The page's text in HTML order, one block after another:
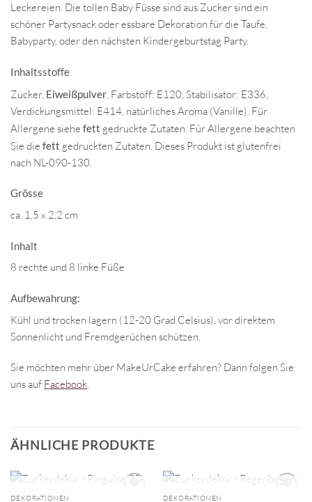
Leckereien. Die tollen Baby Füsse sind aus Zucker sind ein
schöner Partysnack oder essbare Dekoration für die Taufe,
Babyparty, oder den nächsten Kindergeburtstag Party.
Inhaltsstoffe
Zucker, Eiweißpulver , Farbstoff: E120, Stabilisator: E336,
Verdickungsmittel: E414, natürliches Aroma (Vanille). Für
Allergene siehe fett gedruckte Zutaten. Für Allergene beachten
Sie die fett gedruckten Zutaten. Dieses Produkt ist glutenfrei
nach NL-090-130.
Grösse
ca. 1,5 x 2,2 cm
Inhalt
8 rechte und 8 linke Füße
Aufbewahrung:
Kühl und trocken lagern (12-20 Grad Celsius), vor direktem
Sonnenlicht und Fremdgerüchen schützen.
Sie möchten mehr über MakeUrCake erfahren? Dann folgen Sie
uns auf Facebook
ÄHNLICHE PRODUKTE
NICHT VORRÄTIG
DEKORATIONEN NICHT VORRÄTIG
DEKORATIONEN